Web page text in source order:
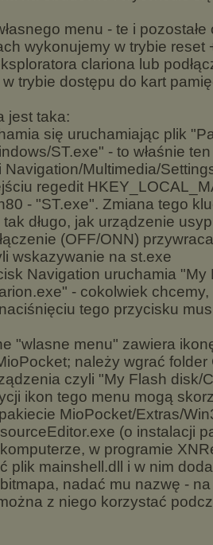
menu - te i
wykonujemy w trybie reset
clariona lub
trybie dostępu do kart
jest taka:
się uruchamiając plik
ST.exe" - to właśnie
Navigation/Multimedia/
regedit
- "ST.exe". Zmiana tego
długo, jak urządzenie
(OFF/ONN)
wskazywanie na st.exe
Navigation uruchamia "My
- cokolwiek
tego przycisku
"wlasne menu" zawiera
należy wgrać folder
czyli "My Flash disk/
ikon tego menu mogą
MioPocket/Extras/
(o instalacji
w programie
plik mainshell.dll i w nim
nadać mu nazwę -
z niego korzystać